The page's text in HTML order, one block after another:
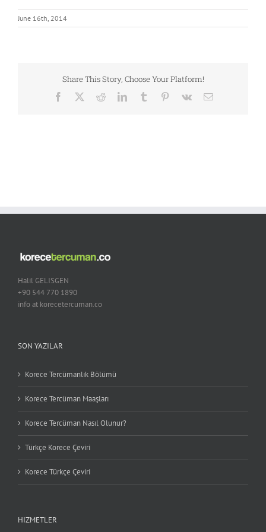
June 16th, 2014
Share This Story, Choose Your Platform!
Facebook RedditLinkedInTumblr Pinterest
Vk Email
Halil GELISGEN
+90 544 770 1890
info at korecetercuman.co
SON YAZILAR
Korece Tercümanlık Bölümü
Korece Tercüman Maaşları
Korece Tercüman Nasıl Olunur?
Türkçe Korece Çeviri
Korece Türkçe Çeviri
HIZMETLER